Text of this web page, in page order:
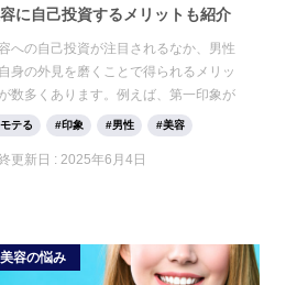
に自己投資するメリットも紹介
への自己投資が注目されるなか、男性
身の外見を磨くことで得られるメリッ
数多くあります。例えば、第一印象が
なり自信を持つきっかけとなるなど、
事やプライベートでの印象が変わること
るでしょう。今回は、男性にとっての
モテる 印象 男性 美容
更新日 : 2025年6月4日
美容の悩み